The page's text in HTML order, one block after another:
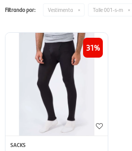
Filtrando por: Vestimenta Talle 001-s-m
31
SACKS